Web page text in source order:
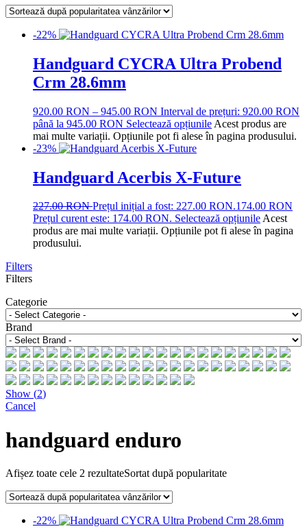
-22%
Handguard CYCRA Ultra Probend
Crm 28.6mm
920.00 RON – 945.00 RON Interval de prețuri: 920.00 RON
până la 945.00 RON Selectează opțiunile Acest produs are
mai multe variații. Opțiunile pot fi alese în pagina produsului.
-23%
Handguard Acerbis X-Future
227.00RONPrețul inițial a fost: 227.00 RON.174.00 RON
Prețul curent este: 174.00 RON. Selectează opțiunileAcest
produs are mai multe variații. Opțiunile pot fi alese în pagina
produsului.
Filters
Filters
Categorie
Brand
Show (2)
Cancel
handguard enduro
Afișez toate cele 2 rezultateSortat după popularitate
-22%